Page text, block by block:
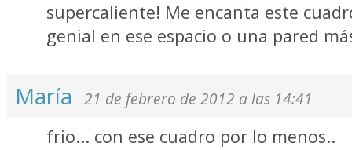
supercaliente! Me encanta este
genial en ese espacio o una pared
María 21 de febrero de 2012 a las 14:41
frio... con ese cuadro por lo menos..